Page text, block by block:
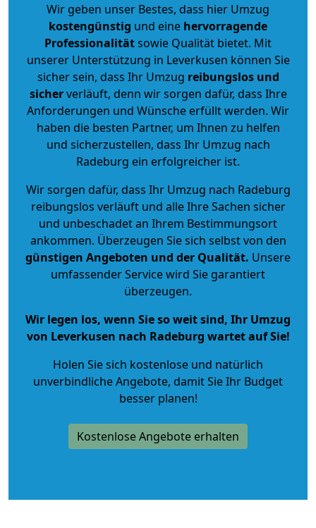
Wir geben unser Bestes, dass hier Umzug
kostengünstig und eine hervorragende
Professionalitätsowie Qualität bietet. Mit
unserer Unterstützung in Leverkusen können Sie
sicher sein, dass Ihr Umzug reibungslos und
sicherverläuft, denn wir sorgen dafür, dass Ihre
Anforderungen und Wünsche erfüllt werden. Wir
haben die besten Partner, um Ihnen zu helfen
und sicherzustellen, dass Ihr Umzug nach
Radeburg ein erfolgreicher ist.
Wir sorgen dafür, dass Ihr Umzug nach Radeburg
reibungslos verläuft und alle Ihre Sachen sicher
und unbeschadet an Ihrem Bestimmungsort
ankommen. Überzeugen Sie sich selbst von den
günstigen Angeboten und der Qualität. Unsere
umfassender Service wird Sie garantiert
überzeugen.
Wir legen los, wenn Sie so weit sind, Ihr Umzug
von Leverkusen nach Radeburg wartet auf Sie!
Holen Sie sich kostenlose und natürlich
unverbindliche Angebote, damit Sie Ihr Budget
besser planen!
Kostenlose Angebote erhalten